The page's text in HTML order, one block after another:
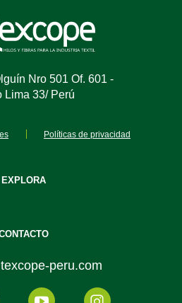
Nro 501 Of. 601 -
Lima 33/ Perú
Políticas de privacidad
EXPLORA
peru.com